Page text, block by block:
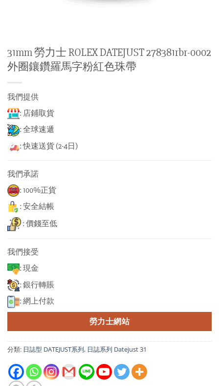
31mm 勞力士 ROLEX DATEJUST 278381rbr-0002
外圈鑲鑽羅馬字粉紅色珠帶
我們提供
: 店鋪取貨
: 全球速遞
: 快速送貨 (2-4日)
我們承諾
: 100%正貨
: 安全結帳
: 價錢至低
我們接受
: 現金
: 銀行轉賬
: 網上付款
勞力士網站
分類: 日誌型 DATEJUST系列, 日誌系列 Datejust 31